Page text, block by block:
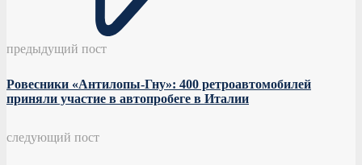
предыдущий пост
Ровесники «Антилопы-Гну»: 400 ретроавтомобилей
приняли участие в автопробеге в Италии
следующий пост